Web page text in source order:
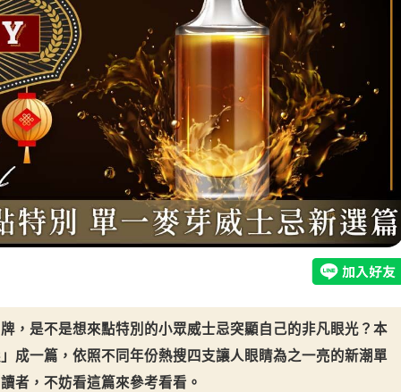
，是不是想來點特別的小眾威士忌突顯自己的非凡眼光？本
成一篇，依照不同年份熱搜四支讓人眼睛為之一亮的新潮單
者，不妨看這篇來參考看看。